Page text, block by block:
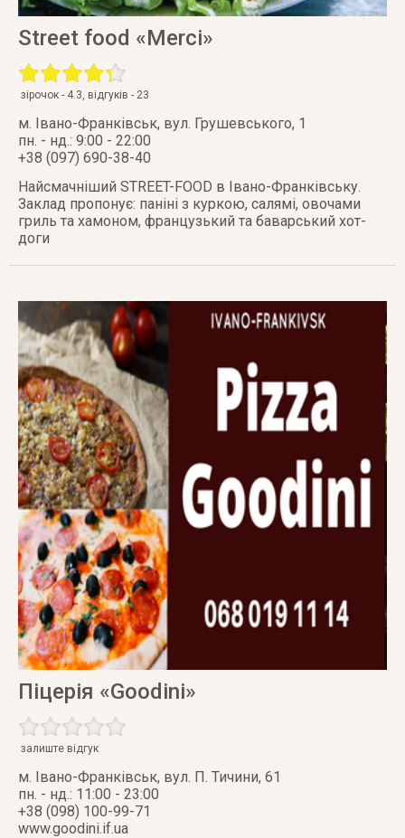
Street food «Merci»
зірочок - 4.3, відгуків - 23
м. Івано-Франківськ, вул. Грушевського, 1
пн. - нд.: 9:00 - 22:00
+38 (097) 690-38-40
Найсмачніший STREET-FOOD в Івано-Франківську.
Заклад пропонує: паніні з куркою, салямі, овочами
гриль та хамоном, французький та баварський хот-
доги
Піцерія «Goodini»
залиште відгук
м. Івано-Франківськ, вул. П. Тичини, 61
пн. - нд.: 11:00 - 23:00
+38 (098) 100-99-71
www.goodini.if.ua